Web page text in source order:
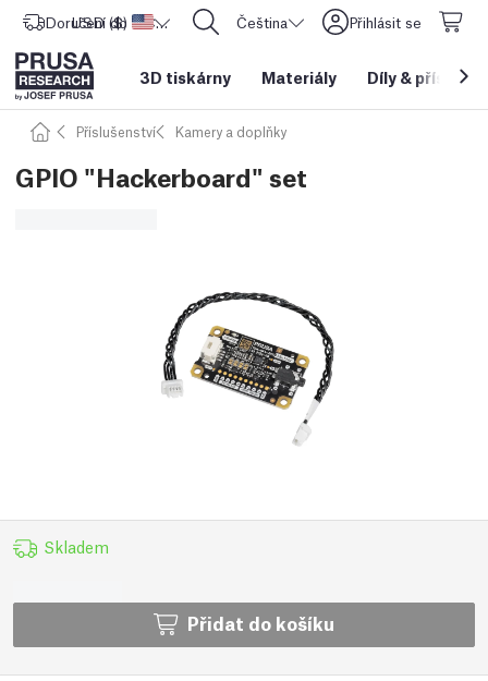
Doručení do Spojené státy americké
USD ($) CORE One L: Nyní skladem! Čeština Přihlásit se
3D tiskárny Materiály Díly &
Příslušenství Kamery a doplňky
GPIO "Hackerboard" set
Skladem
Přidat do košíku